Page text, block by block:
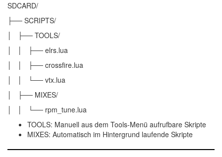
SDCARD/
├── SCRIPTS/
│ ├── TOOLS/
│ │ ├── elrs.lua
│ │ ├── crossfire.lua
│ │ └── vtx.lua
│ ├── MIXES/
│ │ └── rpm_tune.lua
TOOLS: Manuell aus dem Tools-Menü aufrufbare Skripte
MIXES: Automatisch im Hintergrund laufende Skripte